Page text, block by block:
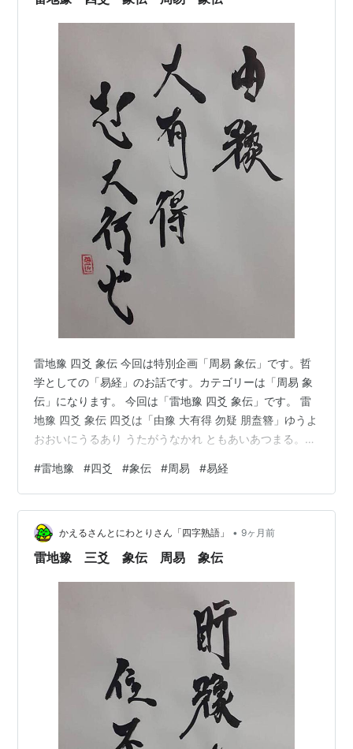
雷地豫 四爻 象伝 今回は特別企画「周易 象伝」です。哲
学としての「易経」のお話です。カテゴリーは「周易 象
伝」になります。 今回は「雷地豫 四爻 象伝」です。 雷
地豫 四爻 象伝 四爻は「由豫 大有得 勿疑 朋盍簪」ゆうよ
おおいにうるあり うたがうなかれ ともあいあつまる。
うよす おおいにうるありとは こころざしおおいにおこな
わるるなり。 「雷地豫 四爻」は唯一の「陽」です、です
から「五爻」「三爻」とも比していて「初爻」にも応じ
ています。 なるほど、つながっているから「ともあいあ
つまる」なんだね。 ただ「陰位」に「陽」で位正しくあ
#雷地豫 #四爻 #象伝 #周易 #易経
かえるさんとにわとりさん「四字熟語」 • 9ヶ月前
雷地豫 三爻 象伝 周易 象伝